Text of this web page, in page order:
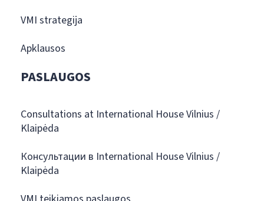
VMI strategija
Apklausos
PASLAUGOS
Consultations at International House Vilnius /
Klaipėda
Консультации в International House Vilnius /
Klaipėda